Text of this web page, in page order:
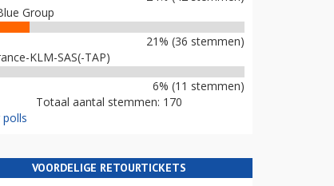
Group
21% (36 stemmen)
KLM-SAS(-TAP)
6% (11 stemmen)
Totaal aantal stemmen: 170
polls
VOORDELIGE RETOURTICKETS